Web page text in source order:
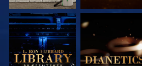
UDFORSK SERIEN UDFORSK SERIEN